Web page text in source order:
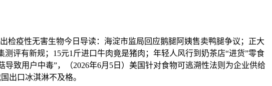
疫性无害生物今日导读：海淀市监局回应鹅腿阿姨售卖鸭腿争议；正大
评有新规；15元1斤进口牛肉竟是猪肉；年轻人风行到奶茶店“进货”零食
致用户中毒”，（2026年6月5日）美国针对食物可逃溯性法则为企业供给
出口冰淇淋不及格。